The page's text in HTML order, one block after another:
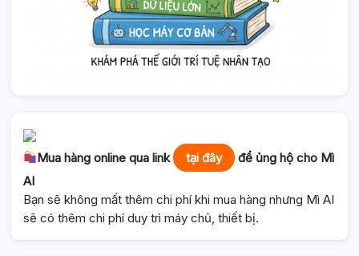
Mua hàng online qua link tại đây
để ủng hộ cho Mì
AI
Bạn sẽ không mất thêm chi phí khi mua hàng nhưng Mì AI
sẽ có thêm chi phí duy trì máy chủ, thiết bị.